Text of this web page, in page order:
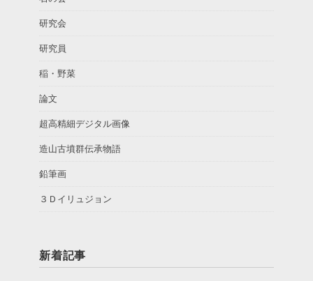
研究会
研究員
稲・野菜
論文
超高精細デジタル画像
造山古墳群伝承物語
鉛筆画
３Ｄイリュジョン
新着記事